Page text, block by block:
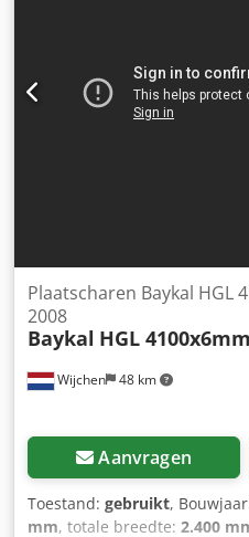
gereedschapshouder:
inbegrepen: Ja - Opties:
Transportafmetingen:
Wijchen 48 km
Plaatscharen Baykal HGL
2008
Baykal HGL 4100x6mm
Aanvragen
Toestand: gebruikt,
mm, totale breedte: 2.400